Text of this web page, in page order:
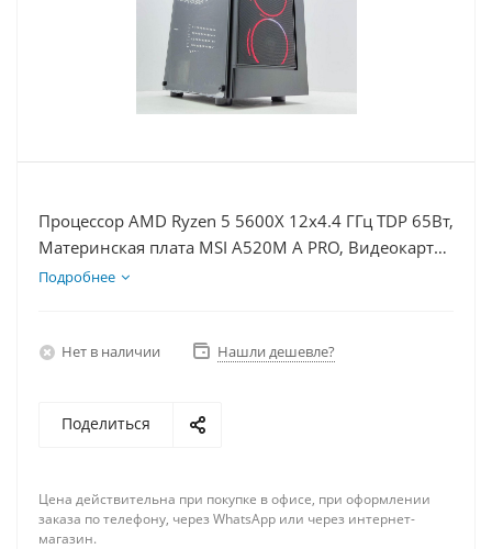
Процессор AMD Ryzen 5 5600X 12x4.4 ГГц TDP 65Вт,
Материнская плата MSI A520M A PRO, Видеокарта
RTX 3060 8Гб, Память DDR4 8Gb, Диски
Подробнее
Нет в наличии Нашли дешевле?
Поделиться
Цена действительна при покупке в офисе, при оформлении
заказа по телефону, через WhatsApp или через интернет-
магазин.